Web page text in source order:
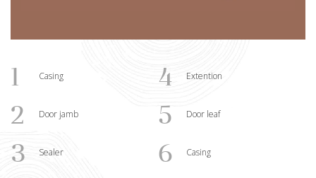
1 Casing 4 Extention
2 Door jamb 5 Door leaf
3 Sealer 6 Casing